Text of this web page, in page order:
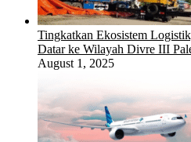
Tingkatkan Ekosistem
Datar ke Wilayah Divre III
August 1, 2025